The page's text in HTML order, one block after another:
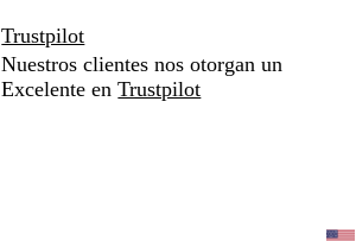
Trustpilot
Nuestros clientes nos otorgan un
Excelente enTrustpilot